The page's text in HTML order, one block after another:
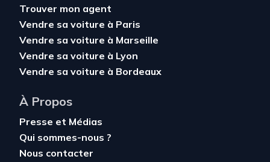
Trouver mon agent
Vendre sa voiture à Paris
Vendre sa voiture à Marseille
Vendre sa voiture à Lyon
Vendre sa voiture à Bordeaux
À Propos
Presse et Médias
Qui sommes-nous ?
Nous contacter